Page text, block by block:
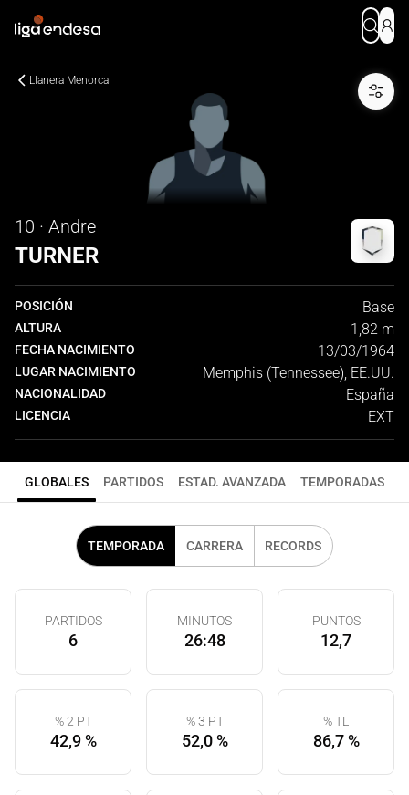
Llanera Menorca
10 · Andre
TURNER
POSICIÓN Base
ALTURA 1,82 m
FECHA NACIMIENTO 13/03/1964
LUGAR NACIMIENTO Memphis (Tennessee), EE.UU.
NACIONALIDAD España
LICENCIA EXT
GLOBALES PARTIDOS ESTAD. AVANZADA TEMPORADAS
TEMPORADA CARRERA RECORDS
PARTIDOS
6
MINUTOS
26:48
PUNTOS
12,7
% 2 PT
42,9 %
% 3 PT
52,0 %
% TL
86,7 %